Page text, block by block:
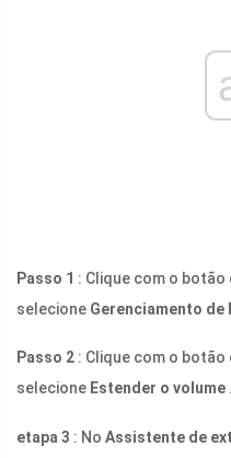
Passo 1 : Clique com o
selecione Gerenciamento de
Passo 2 : Clique com o
selecione Estender o volume .
etapa 3 : No Assistente de